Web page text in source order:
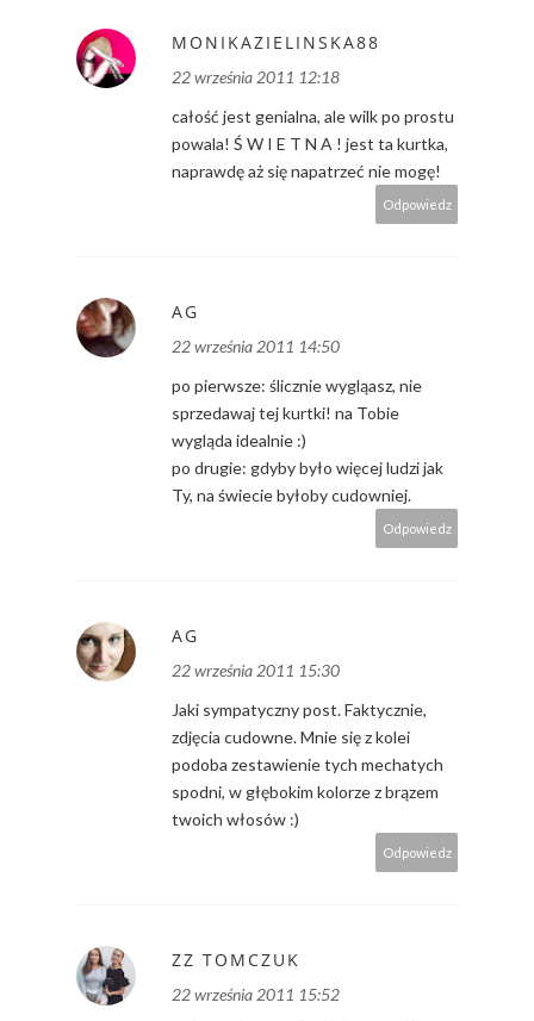
MONIKAZIELINSKA88
22 września 2011 12:18
całość jest genialna, ale wilk po prostu
powala! Ś W I E T N A ! jest ta kurtka,
naprawdę aż się napatrzeć nie mogę!
Odpowiedz
AG
22 września 2011 14:50
po pierwsze: ślicznie wygląasz, nie
sprzedawaj tej kurtki! na Tobie
wygląda idealnie :)
po drugie: gdyby było więcej ludzi jak
Ty, na świecie byłoby cudowniej.
Odpowiedz
AG
22 września 2011 15:30
Jaki sympatyczny post. Faktycznie,
zdjęcia cudowne. Mnie się z kolei
podoba zestawienie tych mechatych
spodni, w głębokim kolorze z brązem
twoich włosów :)
Odpowiedz
ZZ TOMCZUK
22 września 2011 15:52